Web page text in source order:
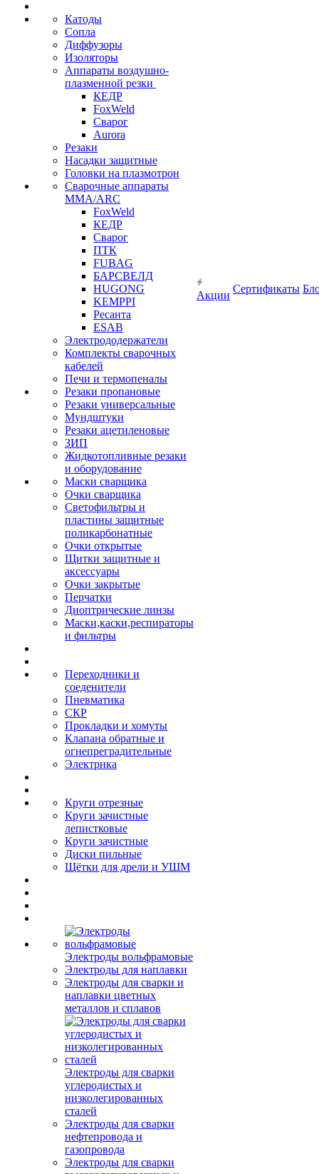
Катоды
Сопла
Диффузоры
Изоляторы
Аппараты воздушно-
плазменной резки
КЕДР
FoxWeld
Сварог
Aurora
Резаки
Насадки защитные
Головки на плазмотрон
Сварочные аппараты
MMA/ARC
FoxWeld
КЕДР
Сварог
ПТК
FUBAG
БАРСВЕЛД
HUGONG
KEMPPI
Ресанта
ESAB
Электрододержатели
Комплекты сварочных
кабелей
Печи и термопеналы
Резаки пропановые
Резаки универсальные
Мундштуки
Резаки ацетиленовые
ЗИП
Жидкотопливные резаки
и оборудование
Маски сварщика
Очки сварщика
Светофильтры и
пластины защитные
поликарбонатные
Очки открытые
Щитки защитные и
аксессуары
Очки закрытые
Перчатки
Диоптрические линзы
Маски,каски,респираторы
и фильтры
Переходники и
соеденители
Пневматика
СКР
Прокладки и хомуты
Клапана обратные и
огнепреградительные
Электрика
Круги отрезные
Круги зачистные
лепистковые
Круги зачистные
Диски пильные
Щётки для дрели и УШМ
Электроды вольфрамовые
Электроды для наплавки
Электроды для сварки и
наплавки цветных
металлов и сплавов
Электроды для сварки
углеродистых и
низколегированных
сталей
Электроды для сварки
нефтепровода и
газопровода
Электроды для сварки
Акции
Сертификаты